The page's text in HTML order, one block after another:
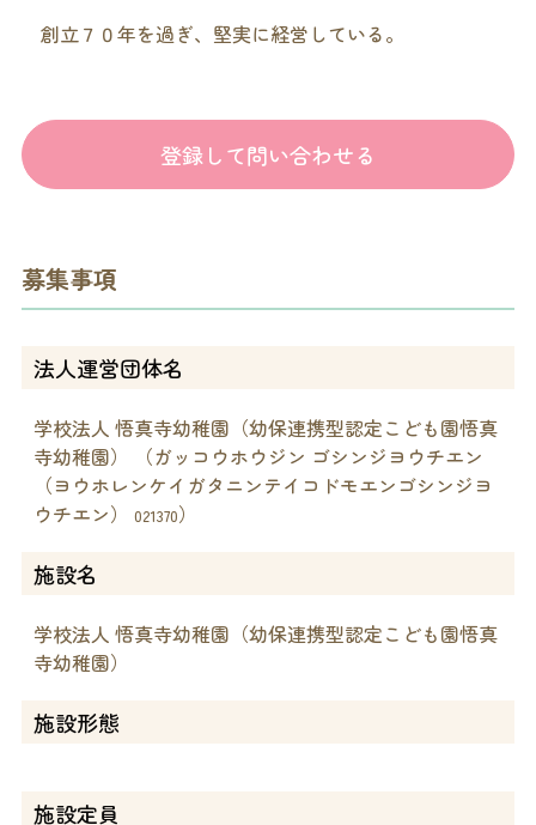
創立７０年を過ぎ、堅実に経営している。
登録して問い合わせる
募集事項
法人運営団体名
学校法人 悟真寺幼稚園（幼保連携型認定こども園悟真
寺幼稚園） （ガッコウホウジン ゴシンジヨウチエン
（ヨウホレンケイガタニンテイコドモエンゴシンジヨ
ウチエン）
021370）
施設名
学校法人 悟真寺幼稚園（幼保連携型認定こども園悟真
寺幼稚園）
施設形態
施設定員